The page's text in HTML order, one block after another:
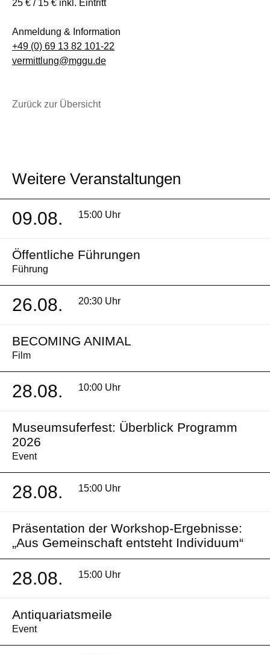
25 € / 15 € inkl. Eintritt
Anmeldung & Information
+49 (0) 69 13 82 101-22
vermittlung@mggu.de
Zurück zur Übersicht
Weitere Veranstaltungen
09.08. 15:00 Uhr
Öffentliche Führungen
Führung
26.08. 20:30 Uhr
BECOMING ANIMAL
Film
28.08. 10:00 Uhr
Museumsuferfest: Überblick Programm
2026
Event
28.08. 15:00 Uhr
Präsentation der Workshop-Ergebnisse:
„Aus Gemeinschaft entsteht Individuum“
28.08. 15:00 Uhr
Antiquariatsmeile
Event